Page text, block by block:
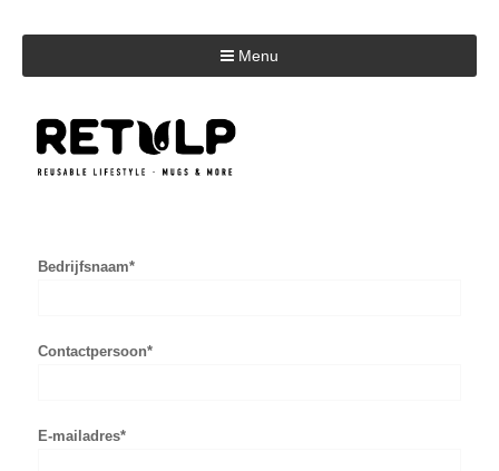
Menu
Bedrijfsnaam*
Contactpersoon*
E-mailadres*